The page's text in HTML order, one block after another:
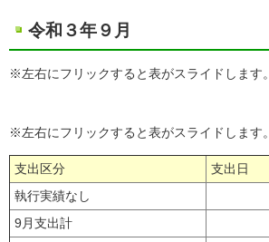
令和３年９月
※左右にフリックすると表がスライドします。
※左右にフリックすると表がスライドします。
支出区分 支出日
執行実績なし
9月支出計